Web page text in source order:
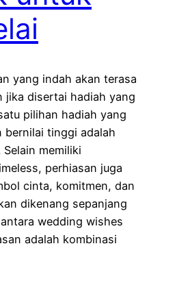
yang indah akan terasa
jika disertai hadiah yang
pilihan hadiah yang
bernilai tinggi adalah
memiliki
perhiasan juga
cinta, komitmen, dan
dikenang sepanjang
wedding wishes
adalah kombinasi